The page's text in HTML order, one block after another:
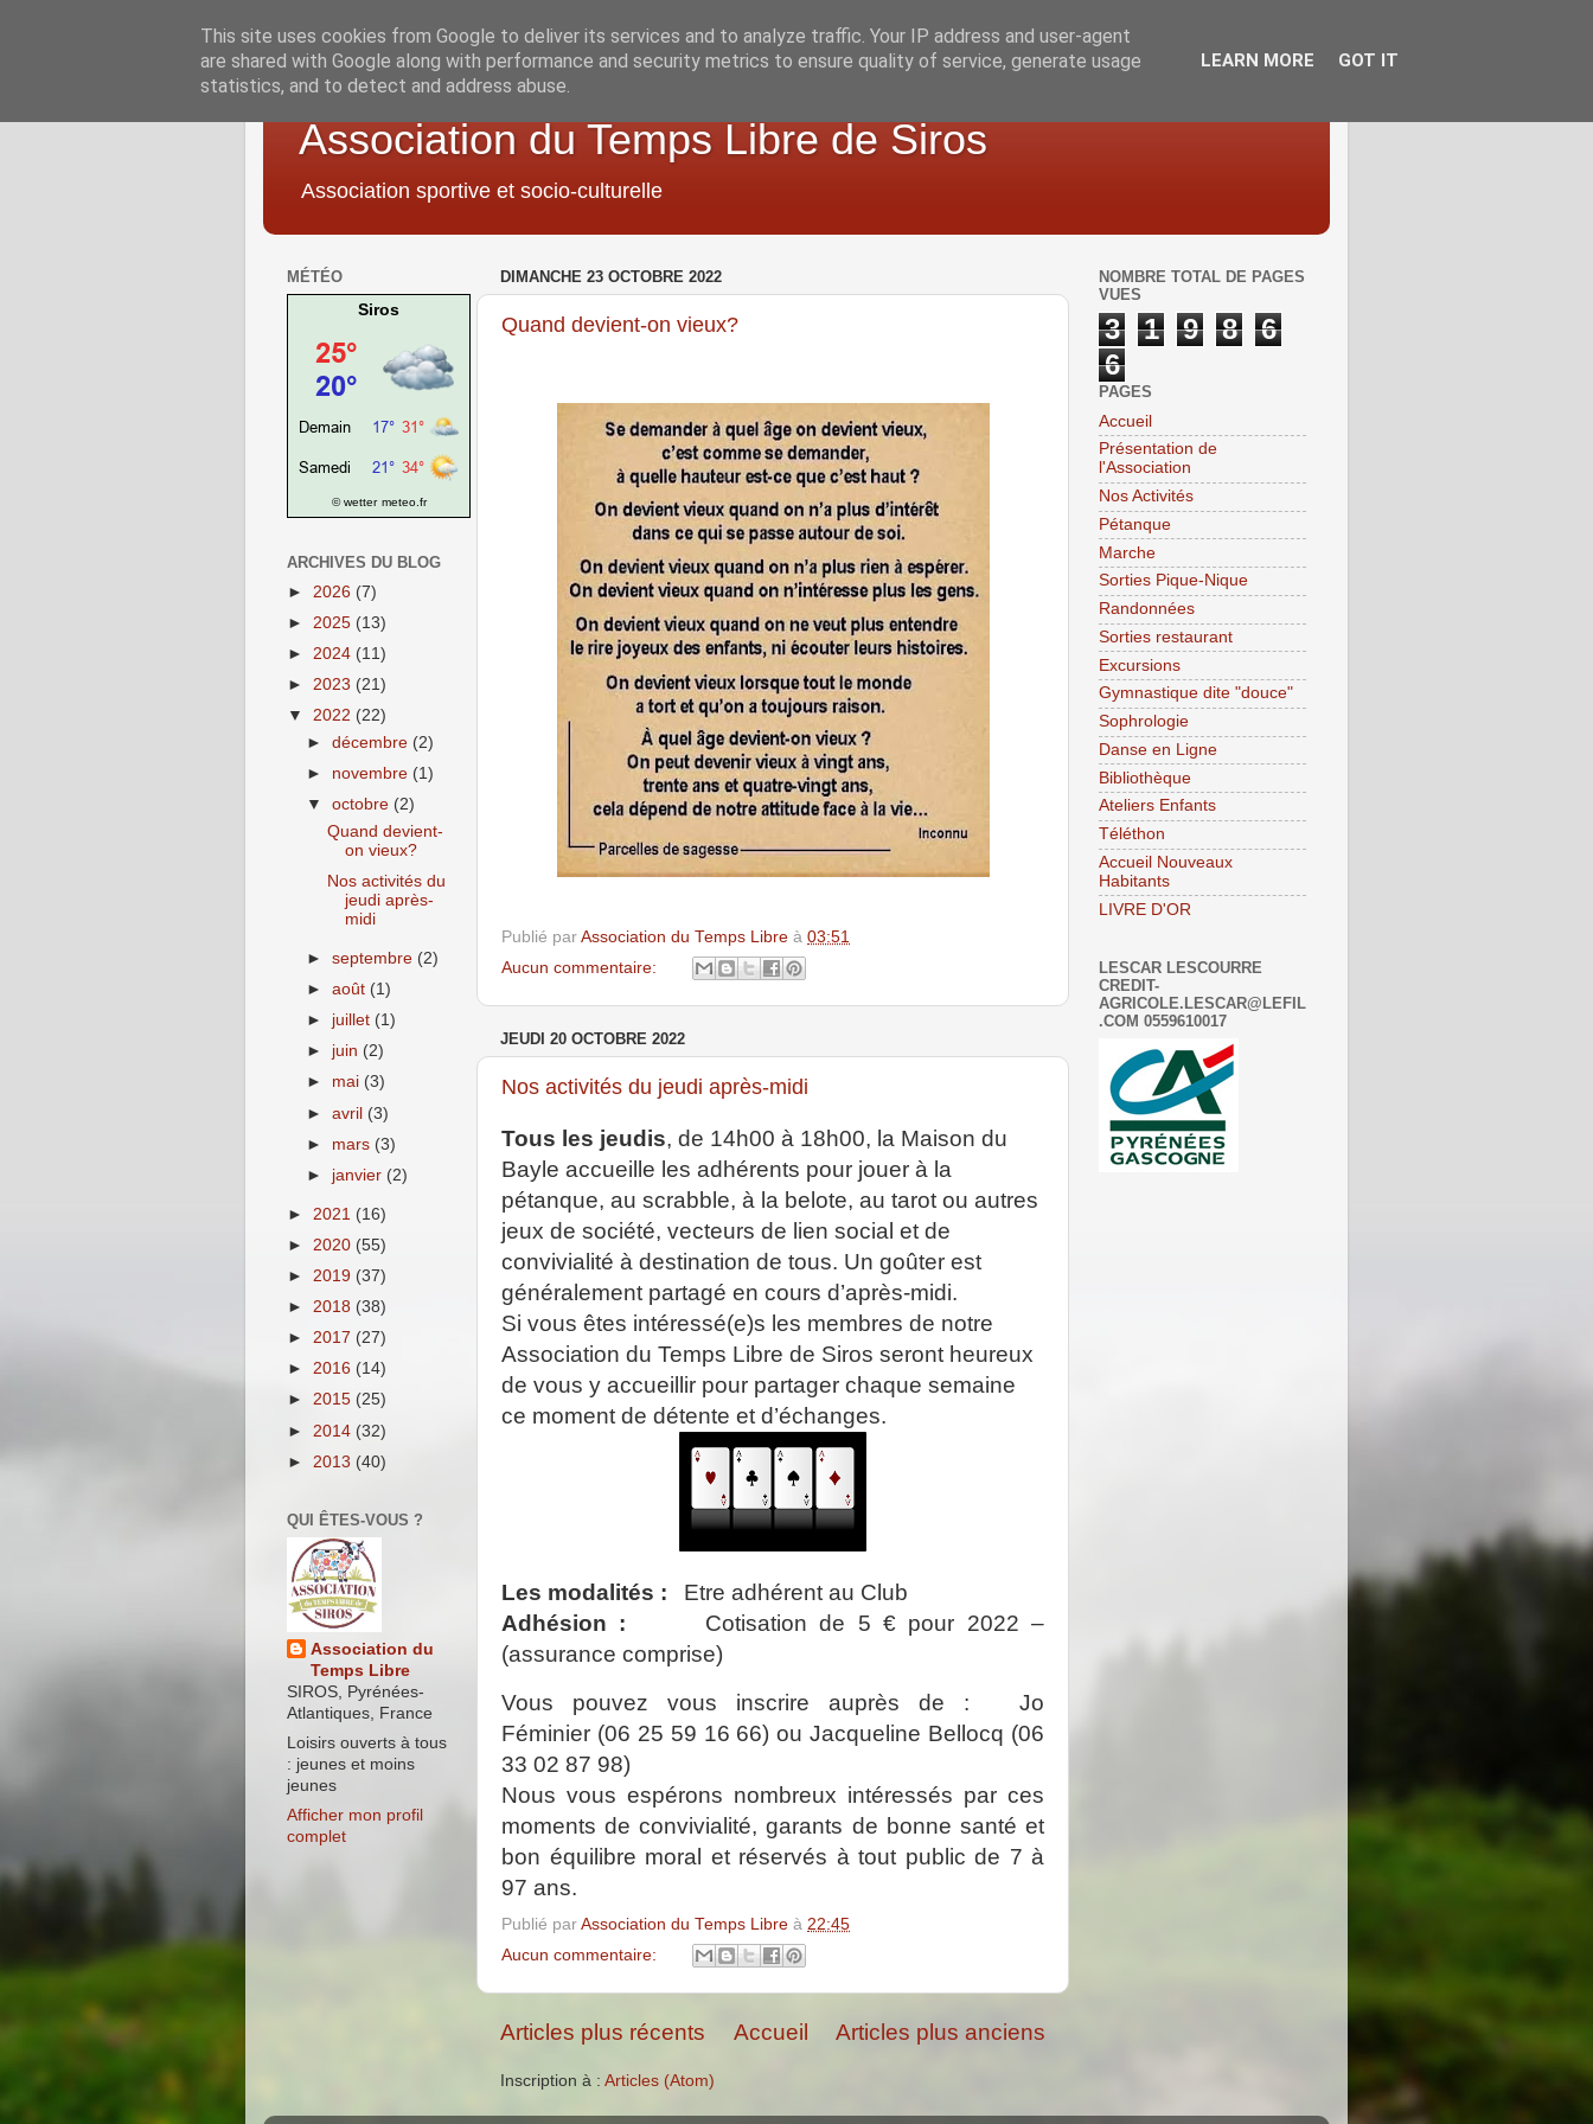
Association du Temps Libre de Siros
Association sportive et socio-culturelle
DIMANCHE 23 OCTOBRE 2022
Quand devient-on vieux?
Publié par Association du Temps Libre à 03:51
Aucun commentaire:
JEUDI 20 OCTOBRE 2022
Nos activités du jeudi après-midi
Tous les jeudis, de 14h00 à 18h00, la Maison du
Bayle accueille les adhérents pour jouer à la
pétanque, au scrabble, à la belote, au tarot ou autres
jeux de société, vecteurs de lien social et de
convivialité à destination de tous. Un goûter est
généralement partagé en cours d’après-midi.
Si vous êtes intéressé(e)s les membres de notre
Association du Temps Libre de Siros seront heureux
de vous y accueillir pour partager chaque semaine
ce moment de détente et d’échanges.
Les modalités :
Etre adhérent au Club
Adhésion :
Cotisation de 5 € pour 2022 –
(assurance comprise)
Vous pouvez vous inscrire auprès de :
Jo
Féminier (06 25 59 16 66) ou Jacqueline Bellocq (06
33 02 87 98)
Nous vous espérons nombreux intéressés par ces
moments de convivialité, garants de bonne santé et
bon équilibre moral et réservés à tout public de 7 à
97 ans.
Publié par Association du Temps Libre à 22:45
Aucun commentaire:
Articles plus récents Articles plus anciens
Accueil
Inscription à : Articles (Atom)
MÉTÉO
Siros
© wetter meteo.fr
ARCHIVES DU BLOG
► 2026 (7)
► 2025 (13)
► 2024 (11)
► 2023 (21)
▼ 2022 (22)
►décembre (2)
► novembre (1)
▼octobre (2)
Quand devient-
on vieux?
Nos activités du
jeudi après-
midi
►septembre (2)
►août (1)
► juillet (1)
► juin (2)
► mai (3)
►avril (3)
► mars (3)
► janvier (2)
► 2021 (16)
► 2020 (55)
► 2019 (37)
► 2018 (38)
► 2017 (27)
► 2016 (14)
► 2015 (25)
► 2014 (32)
► 2013 (40)
QUI ÊTES-VOUS ?
Association du
Temps Libre
SIROS, Pyrénées-
Atlantiques, France
Loisirs ouverts à tous
: jeunes et moins
jeunes
Afficher mon profil
complet
NOMBRE TOTAL DE PAGES
VUES
3 1 9 8
6
6
PAGES
Accueil
Présentation de
l'Association
Nos Activités
Pétanque
Marche
Sorties Pique-Nique
Randonnées
Sorties restaurant
Excursions
Gymnastique dite "douce"
Sophrologie
Danse en Ligne
Bibliothèque
Ateliers Enfants
Téléthon
Accueil Nouveaux
Habitants
LIVRE D'OR
LESCAR LESCOURRE
CREDIT-
AGRICOLE.LESCAR@LEFIL
.COM 0559610017
This site uses cookies from Google to deliver its services and to analyze traffic. Your IP address and user-agent
are shared with Google along with performance and security metrics to ensure quality of service, generate usage
statistics, and to detect and address abuse.
LEARN MORE GOT IT